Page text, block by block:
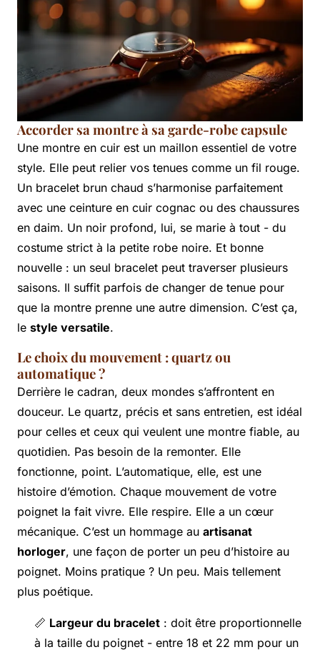
Accorder sa montre à sa garde-robe capsule
Une montre en cuir est un maillon essentiel de votre
style. Elle peut relier vos tenues comme un fil rouge.
Un bracelet brun chaud s’harmonise parfaitement
avec une ceinture en cuir cognac ou des chaussures
en daim. Un noir profond, lui, se marie à tout - du
costume strict à la petite robe noire. Et bonne
nouvelle : un seul bracelet peut traverser plusieurs
saisons. Il suffit parfois de changer de tenue pour
que la montre prenne une autre dimension. C’est ça,
le style versatile.
Le choix du mouvement : quartz ou
automatique ?
Derrière le cadran, deux mondes s’affrontent en
douceur. Le quartz, précis et sans entretien, est idéal
pour celles et ceux qui veulent une montre fiable, au
quotidien. Pas besoin de la remonter. Elle
fonctionne, point. L’automatique, elle, est une
histoire d’émotion. Chaque mouvement de votre
poignet la fait vivre. Elle respire. Elle a un cœur
mécanique. C’est un hommage au artisanat
horloger, une façon de porter un peu d’histoire au
poignet. Moins pratique ? Un peu. Mais tellement
plus poétique.
📏 Largeur du bracelet : doit être proportionnelle
à la taille du poignet - entre 18 et 22 mm pour un